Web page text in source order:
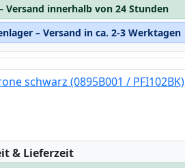
Versand innerhalb von 24 Stunden
– Versand in ca. 2-3 Werktagen
schwarz (0895B001 / PFI102BK)
& Lieferzeit